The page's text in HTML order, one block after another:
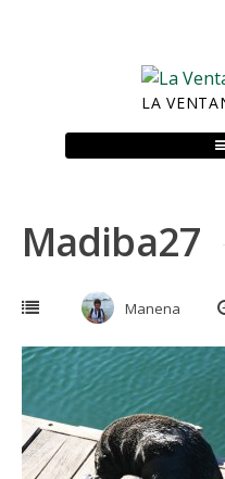
LA
Madiba27
Manena